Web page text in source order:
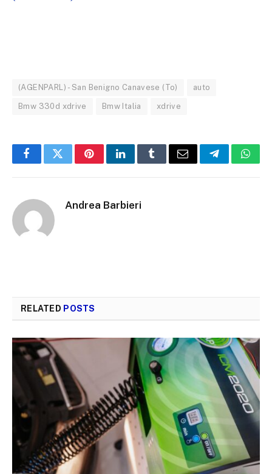
(AGENPARL) - San Benigno Canavese (To) auto
Bmw 330d xdrive Bmw Italia xdrive
FacebookTwitterPinterestLinkedInTumblrEmail Telegram
Andrea Barbieri
RELATED POSTS